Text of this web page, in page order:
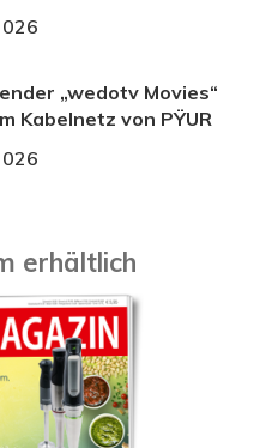
„wedotv Movies“
Kabelnetz von PŸUR
erhältlich